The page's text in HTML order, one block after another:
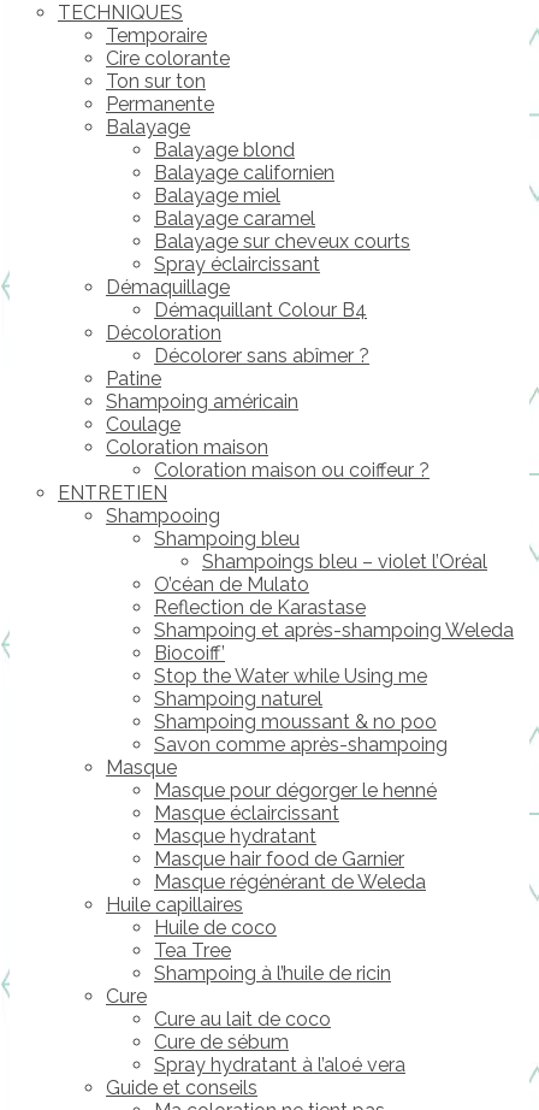
TECHNIQUES
Temporaire
Cire colorante
Ton sur ton
Permanente
Balayage
Balayage blond
Balayage californien
Balayage miel
Balayage caramel
Balayage sur cheveux courts
Spray éclaircissant
Démaquillage
Démaquillant Colour B4
Décoloration
Décolorer sans abîmer ?
Patine
Shampoing américain
Coulage
Coloration maison
Coloration maison ou coiffeur ?
ENTRETIEN
Shampooing
Shampoing bleu
Shampoings bleu – violet l’Oréal
O’céan de Mulato
Reflection de Karastase
Shampoing et après-shampoing Weleda
Biocoiff’
Stop the Water while Using me
Shampoing naturel
Shampoing moussant & no poo
Savon comme après-shampoing
Masque
Masque pour dégorger le henné
Masque éclaircissant
Masque hydratant
Masque hair food de Garnier
Masque régénérant de Weleda
Huile capillaires
Huile de coco
Tea Tree
Shampoing à l’huile de ricin
Cure
Cure au lait de coco
Cure de sébum
Spray hydratant à l’aloé vera
Guide et conseils